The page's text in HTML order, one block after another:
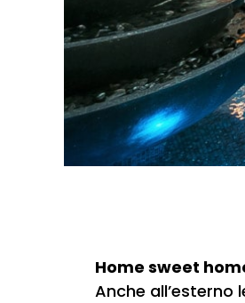
Home sweet
Anche